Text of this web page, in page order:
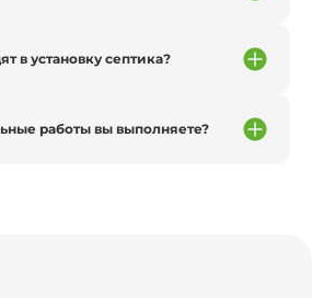
в установку септика?
работы вы выполняете?